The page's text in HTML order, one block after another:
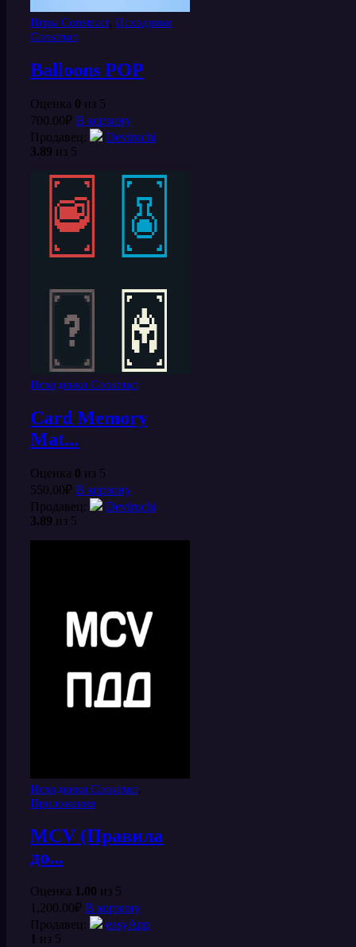
Игры Construct, Исходники
Construct
Balloons POP
Оценка 0 из 5
700.00₽ В корзину
Продавец:
Deviruchi
3.89 из 5
Исходники Construct
Card Memory
Mat...
Оценка 0 из 5
550.00₽ В корзину
Продавец:
Deviruchi
3.89 из 5
Исходники Construct,
Приложения
MCV (Правила
до...
Оценка 1.00 из 5
1,200.00₽ В корзину
Продавец:
easyApp
1 из 5